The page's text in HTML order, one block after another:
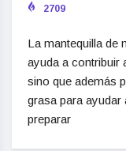
2709
La mantequilla de
ayuda a contribuir
sino que además
grasa para
preparar